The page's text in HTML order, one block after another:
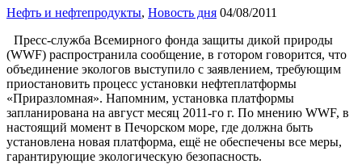
Нефть и нефтепродукты, Новость дня 04/08/2011
Пресс-служба Всемирного фонда защиты дикой природы
(WWF) распространила сообщение, в готором говорится, что
объединение экологов выступило с заявлением, требующим
приостановить процесс установки нефтеплатформы
«Приразломная». Напомним, установка платформы
запланирована на август месяц 2011-го г. По мнению WWF, в
настоящий момент в Печорском море, где должна быть
установлена новая платформа, ещё не обеспечены все меры,
гарантирующие экологическую безопасность.